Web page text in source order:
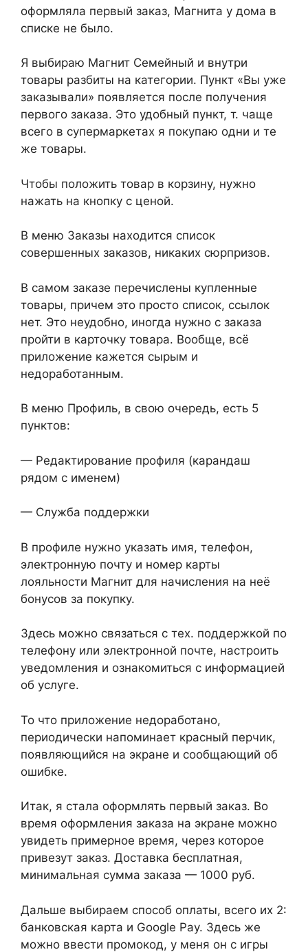
оформляла первый заказ, Магнита у дома в
списке не было.
Я выбираю Магнит Семейный и внутри
товары разбиты на категории. Пункт «Вы уже
заказывали» появляется после получения
первого заказа. Это удобный пункт, т. чаще
всего в супермаркетах я покупаю одни и те
же товары.
Чтобы положить товар в корзину, нужно
нажать на кнопку с ценой.
В меню Заказы находится список
совершенных заказов, никаких сюрпризов.
В самом заказе перечислены купленные
товары, причем это просто список, ссылок
нет. Это неудобно, иногда нужно с заказа
пройти в карточку товара. Вообще, всё
приложение кажется сырым и
недоработанным.
В меню Профиль, в свою очередь, есть 5
пунктов:
— Редактирование профиля (карандаш
рядом с именем)
— Служба поддержки
В профиле нужно указать имя, телефон,
электронную почту и номер карты
лояльности Магнит для начисления на неё
бонусов за покупку.
Здесь можно связаться с тех. поддержкой по
телефону или электронной почте, настроить
уведомления и ознакомиться с информацией
об услуге.
То что приложение недоработано,
периодически напоминает красный перчик,
появляющийся на экране и сообщающий об
ошибке.
Итак, я стала оформлять первый заказ. Во
время оформления заказа на экране можно
увидеть примерное время, через которое
привезут заказ. Доставка бесплатная,
минимальная сумма заказа — 1000 руб.
Дальше выбираем способ оплаты, всего их 2:
банковская карта и Google Pay. Здесь же
можно ввести промокод, у меня он с игры